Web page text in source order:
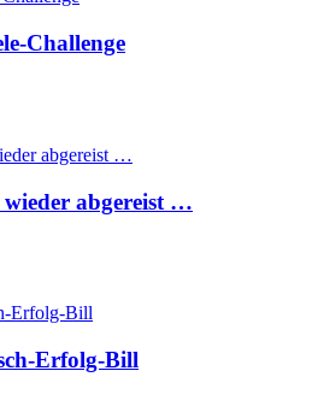
Challenge
abgereist …
Erfolg-Bill